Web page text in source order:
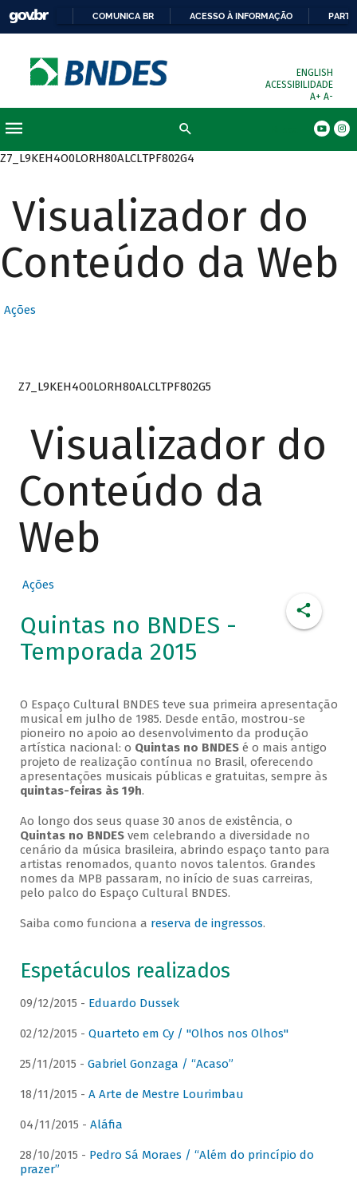
COMUNICA BR ACESSO À INFORMAÇÃO
ENGLISH
ACESSIBILIDADE
A+ A-
Z7_L9KEH4O0LORH80ALCLTPF802G4
Visualizador do
Conteúdo da Web
Ações
Z7_L9KEH4O0LORH80ALCLTPF802G5
Visualizador do
Conteúdo da
Web
Ações
Quintas no BNDES -
Temporada 2015
O Espaço Cultural BNDES teve sua primeira apresentação
musical em julho de 1985. Desde então, mostrou-se
pioneiro no apoio ao desenvolvimento da produção
artística nacional: o Quintas no BNDESé o mais antigo
projeto de realização contínua no Brasil, oferecendo
apresentações musicais públicas e gratuitas, sempre às
quintas-feiras às 19h.
Ao longo dos seus quase 30 anos de existência, o
Quintas no BNDESvem celebrando a diversidade no
cenário da música brasileira, abrindo espaço tanto para
artistas renomados, quanto novos talentos. Grandes
nomes da MPB passaram, no início de suas carreiras,
pelo palco do Espaço Cultural BNDES.
Saiba como funciona a reserva de ingressos.
Espetáculos realizados
09/12/2015 - Eduardo Dussek
02/12/2015 - Quarteto em Cy / "Olhos nos Olhos"
25/11/2015 - Gabriel Gonzaga / “Acaso”
18/11/2015 - A Arte de Mestre Lourimbau
04/11/2015 - Aláfia
28/10/2015 - Pedro Sá Moraes / “Além do princípio do
prazer”